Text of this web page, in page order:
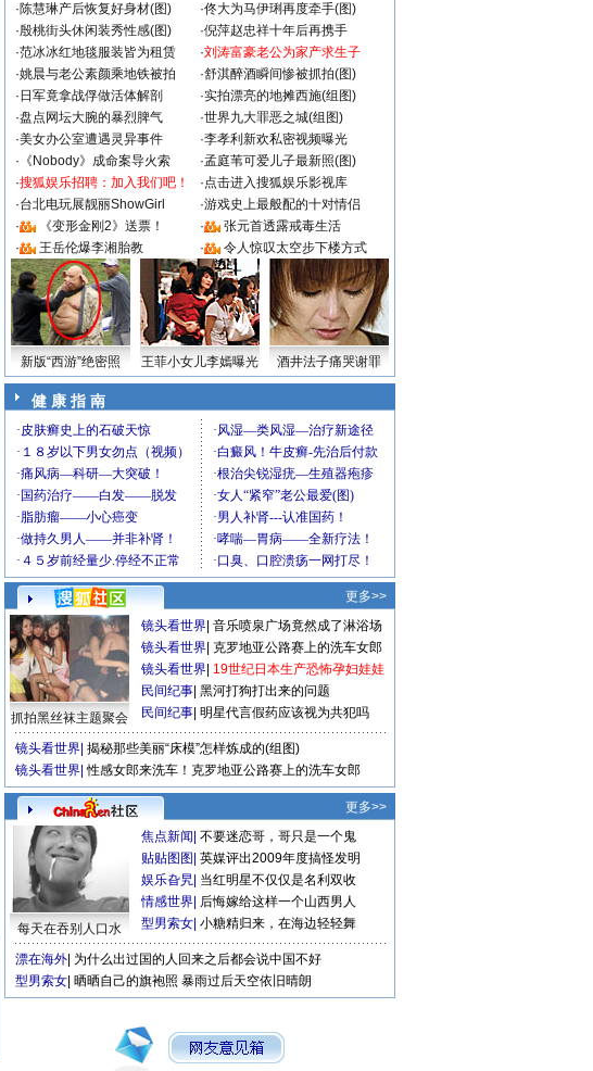
·陈慧琳产后恢复好身材(图) ·佟大为马伊琍再度牵手(图)
·殷桃街头休闲装秀性感(图) ·倪萍赵忠祥十年后再携手
·范冰冰红地毯服装皆为租赁 ·刘涛富豪老公为家产求生子
·姚晨与老公素颜乘地铁被拍 ·舒淇醉酒瞬间惨被抓拍(图)
· 日军竟拿战俘做活体解剖 ·实拍漂亮的地摊西施(组图)
·盘点网坛大腕的暴烈脾气 ·世界九大罪恶之城(组图)
·美女办公室遭遇灵异事件 ·李孝利新欢私密视频曝光
· 《Nobody》成命案导火索 ·孟庭苇可爱儿子最新照(图)
·搜狐娱乐招聘：加入我们吧！ ·点击进入搜狐娱乐影视库
·台北电玩展靓丽ShowGirl ·游戏史上最般配的十对情侣
·
《变形金刚2》送票！ ·
张元首透露戒毒生活
·
王岳伦爆李湘胎教 · 令人惊叹太空步下楼方式
新版“西游”绝密照 王菲小女儿李嫣曝光 酒井法子痛哭谢罪
健 康 指 南
更多>>
抓拍黑丝袜主题聚会
镜头看世界 音乐喷泉广场竟然成了淋浴场
镜头看世界 克罗地亚公路赛上的洗车女郎
镜头看世界 19世纪日本生产恐怖孕妇娃娃
民间纪事 黑河打狗打出来的问题
民间纪事 明星代言假药应该视为共犯吗
镜头看世界 揭秘那些美丽“床模”怎样炼成的(组图)
镜头看世界 性感女郎来洗车！克罗地亚公路赛上的洗车女郎
更多>>
每天在吞别人口水
焦点新闻 不要迷恋哥，哥只是一个鬼
贴贴图图 英媒评出2009年度搞怪发明
娱乐旮旯 当红明星不仅仅是名利双收
情感世界 后悔嫁给这样一个山西男人
型男索女 小糖精归来，在海边轻轻舞
漂在海外 为什么出过国的人回来之后都会说中国不好
型男索女 晒晒自己的旗袍照 暴雨过后天空依旧晴朗